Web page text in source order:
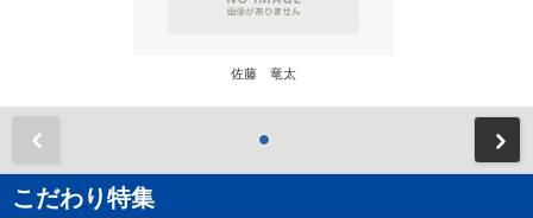
佐藤 竜太
こだわり特集